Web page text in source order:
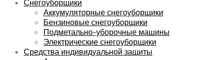
Снегоуборщики
Аккумуляторные снегоуборщики
Бензиновые снегоуборщики
Подметально-уборочные машины
Электрические снегоуборщики
Средства индивидуальной защиты